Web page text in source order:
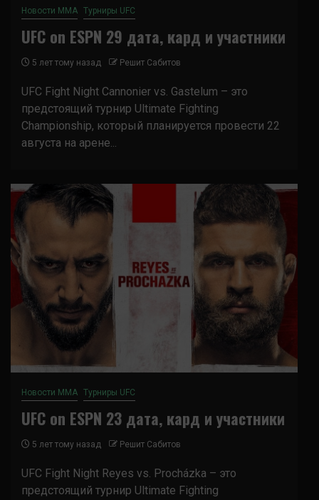
Новости ММА Турниры UFC
UFC on ESPN 29 дата, кард и участники
5 лет тому назад Решит Сабитов
UFC Fight Night Cannonier vs. Gastelum – это
предстоящий турнир Ultimate Fighting
Championship, который планируется провести 22
августа на арене...
Новости ММА Турниры UFC
UFC on ESPN 23 дата, кард и участники
5 лет тому назад Решит Сабитов
UFC Fight Night Reyes vs. Procházka – это
предстоящий турнир Ultimate Fighting